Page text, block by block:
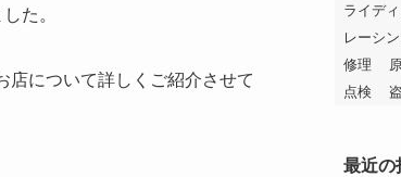
た。
店について詳しくご紹介させて
ライデ
レーシ
修理
点検
最近の